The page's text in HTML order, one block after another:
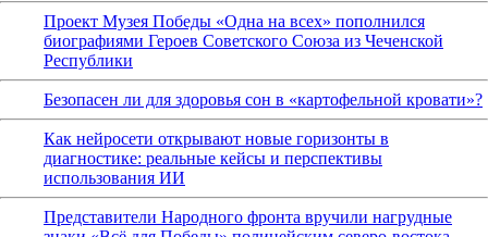
Проект Музея Победы «Одна на всех» пополнился
биографиями Героев Советского Союза из Чеченской
Республики
Безопасен ли для здоровья сон в «картофельной кровати»?
Как нейросети открывают новые горизонты в
диагностике: реальные кейсы и перспективы
использования ИИ
Представители Народного фронта вручили нагрудные